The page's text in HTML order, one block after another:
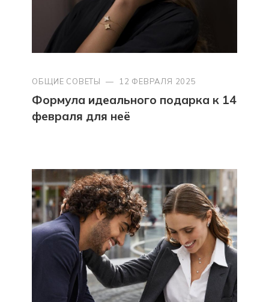
ОБЩИЕ СОВЕТЫ — 12 ФЕВРАЛЯ 2025
Формула идеального подарка к 14
февраля для неё